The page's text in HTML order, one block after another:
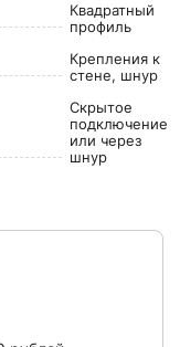
Квадратный
профиль
Крепления к
стене, шнур
Скрытое
подключение
или через
шнур